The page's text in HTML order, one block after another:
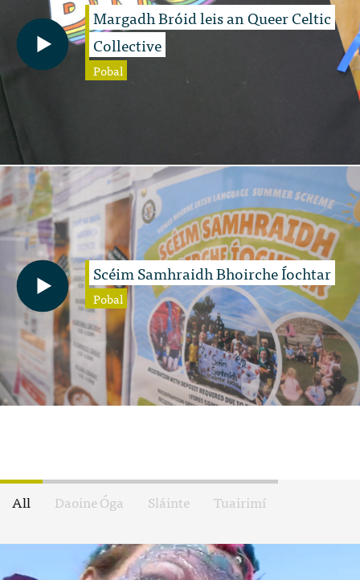
Margadh Bróid leis an Queer Celtic
Collective
Pobal
Scéim Samhraidh Bhoirche Íochtar
Pobal
All Daoine Óga Sláinte Tuairimí